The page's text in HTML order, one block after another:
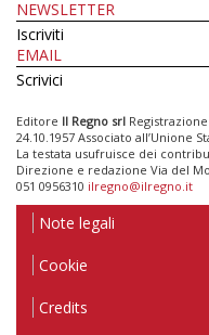
NEWSLETTER
Iscriviti
EMAIL
Scrivici
Editore Il Regno srl
24.10.1957 Associato all’Unione
La testata usufruisce dei
Direzione e redazione Via del
051 0956310 ilregno@ilregno.it
Note legali
Cookie
Credits